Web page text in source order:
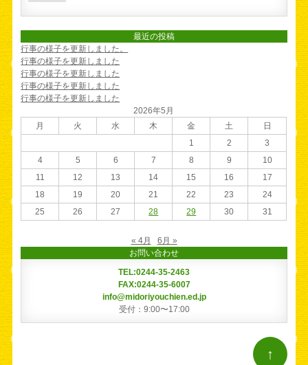
最近の投稿
行事の様子を更新しました。
行事の様子を更新しました
行事の様子を更新しました
行事の様子を更新しました
行事の様子を更新しました
2026年5月
月
火 水 木 金 土
日
1
2
3
4
5 6 7 8 9
10
11
12 13 14 15 16
17
18
19 20 21 22 23
24
25
26 27 28 29 30 31
« 4月
6月 »
お問い合わせ
TEL:0244-35-2463
FAX:0244-35-6007
info@midoriyouchien.ed.jp
受付：9:00〜17:00
↑